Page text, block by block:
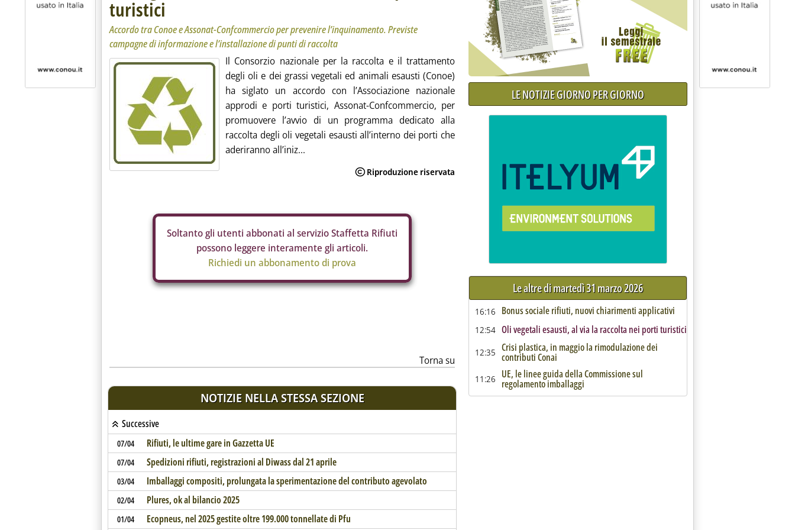
turistici
Accordo tra Conoe e Assonat-Confcommercio per prevenire l’inquinamento. Previste
campagne di informazione e l’installazione di punti di raccolta
Il Consorzio nazionale per la raccolta e il trattamento
degli oli e dei grassi vegetali ed animali esausti (Conoe)
ha siglato un accordo con l’Associazione nazionale
approdi e porti turistici, Assonat-Confcommercio, per
promuovere l’avvio di un programma dedicato alla
raccolta degli oli vegetali esausti all’interno dei porti che
aderiranno all’iniz...
Soltanto gli utenti abbonati al servizio Staffetta Rifiuti
possono leggere interamente gli articoli.
Richiedi un abbonamento di prova
Torna su
NOTIZIE NELLA STESSA SEZIONE
Successive
07/04 Rifiuti, le ultime gare in Gazzetta UE
07/04 Spedizioni rifiuti, registrazioni al Diwass dal 21 aprile
03/04 Imballaggi compositi, prolungata la sperimentazione del contributo agevolato
02/04 Plures, ok al bilancio 2025
01/04 Ecopneus, nel 2025 gestite oltre 199.000 tonnellate di Pfu
LE NOTIZIE GIORNO PER GIORNO
Le altre di martedì 31 marzo 2026
16:16 Bonus sociale rifiuti, nuovi chiarimenti applicativi
12:54 Oli vegetali esausti, al via la raccolta nei porti turistici
12:35 Crisi plastica, in maggio la rimodulazione dei
contributi Conai
11:26 UE, le linee guida della Commissione sul
regolamento imballaggi